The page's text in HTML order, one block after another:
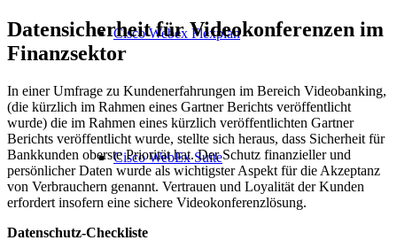
Cisco Webex Flexplan
Cisco WebEx Suite
Datensicherheit für Videokonferenzen im
Finanzsektor
In einer Umfrage zu Kundenerfahrungen im Bereich Videobanking,
(die kürzlich im Rahmen eines Gartner Berichts veröffentlicht
wurde) die im Rahmen eines kürzlich veröffentlichten Gartner
Berichts veröffentlicht wurde, stellte sich heraus, dass Sicherheit für
Bankkunden oberste Priorität hat. Der Schutz finanzieller und
persönlicher Daten wurde als wichtigster Aspekt für die Akzeptanz
von Verbrauchern genannt. Vertrauen und Loyalität der Kunden
erfordert insofern eine sichere Videokonferenzlösung.
Datenschutz-Checkliste